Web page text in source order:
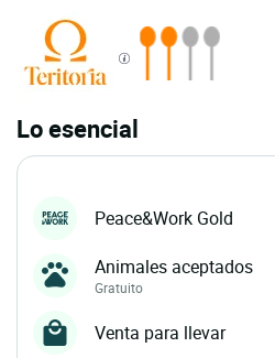
Lo esencial
Peace&Work Gold
Animales aceptados
Gratuito
Venta para llevar